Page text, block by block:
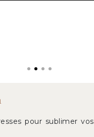
pour sublimer